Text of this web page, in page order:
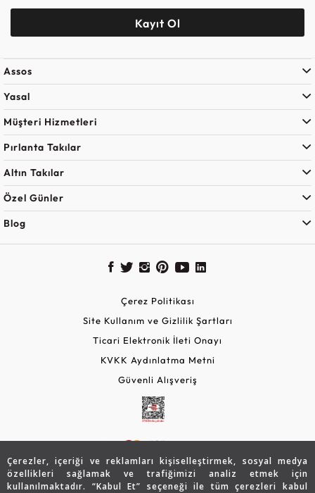
Çerezler, içeriği ve reklamları kişiselleştirmek, sosyal medya
özellikleri sağlamak ve trafiğimizi analiz etmek için
kullanılmaktadır. “Kabul Et” seçeneği ile tüm çerezleri kabul
Kayıt Ol
Assos
Yasal
Müşteri Hizmetleri
Pırlanta Takılar
Altın Takılar
Özel Günler
Blog
Çerez Politikası
Site Kullanım ve Gizlilik Şartları
Ticari Elektronik İleti Onayı
KVKK Aydınlatma Metni
Güvenli Alışveriş